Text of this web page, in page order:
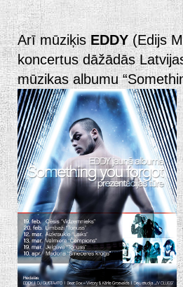
Arī mūziķisEDDY(Edijs
koncertus dāžādās
mūzikas albumu